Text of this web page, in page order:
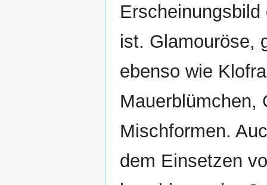
ist. Glamouröse,
ebenso wie
Mauerblümchen,
Mischformen.
dem Einsetzen